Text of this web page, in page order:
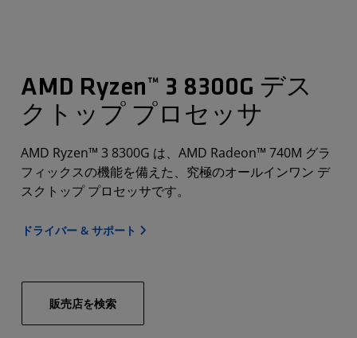
AMD Ryzen™ 3 8300G デス
クトップ プロセッサ
AMD Ryzen™ 3 8300G は、AMD Radeon™ 740M グラ
フィックスの機能を備えた、究極のオールインワン デ
スクトップ プロセッサです。
ドライバー & サポート
販売店を検索